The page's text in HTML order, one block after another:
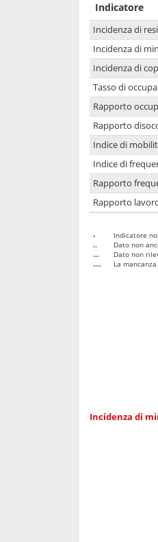
Indicatore
Incidenza di
Incidenza di
Incidenza di
Tasso di
Rapporto
Rapporto
Indice di
Indice di
Rapporto
Rapporto
-
Indicatore
..
Dato non
...
Dato non
....
La
Incidenza di